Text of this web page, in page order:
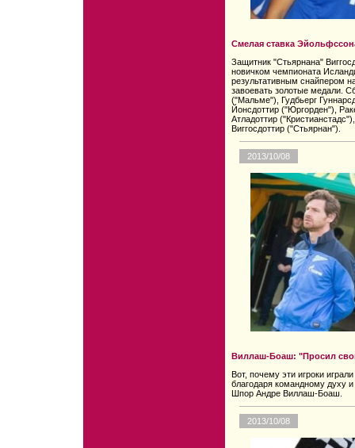
Смелая ставка
Защитник "Стьярнана"
новичком чемпионата
результативным снайпером
завоевать золотые медали.
("Мальме"), Гудбьерг
Йонсдоттир ("Юргорден"),
Атладоттир
Виггосдоттир ("Стьярнан").
2013/10/08
Виллаш-Боаш: "Просил
Вот, почему эти игроки
благодаря командному духу
Шпор Андре Виллаш-Боаш.
2013/10/08